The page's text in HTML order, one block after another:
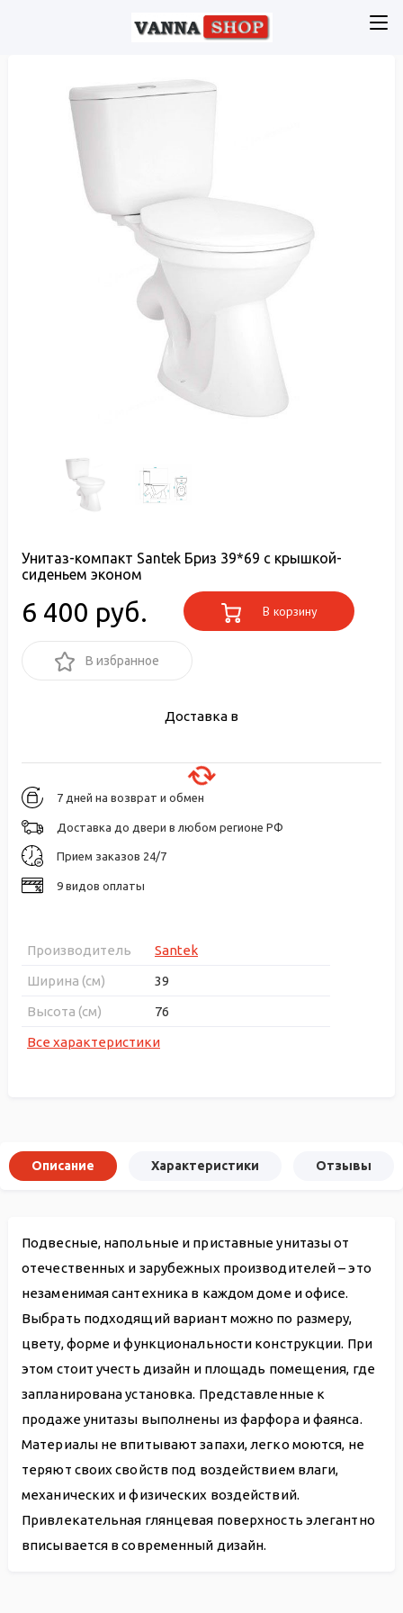
Унитаз-компакт Santek Бриз 39*69 с крышкой-
сиденьем эконом
6 400 руб. В корзину
В избранное
Доставка в
7 дней на возврат и обмен
Доставка до двери в любом регионе РФ
Прием заказов 24/7
9 видов оплаты
Производитель
Santek
Ширина (см)
39
Высота (см)
76
Все характеристики
Описание Характеристики Отзывы
Подвесные, напольные и приставные унитазы от
отечественных и зарубежных производителей – это
незаменимая сантехника в каждом доме и офисе.
Выбрать подходящий вариант можно по размеру,
цвету, форме и функциональности конструкции. При
этом стоит учесть дизайн и площадь помещения, где
запланирована установка. Представленные к
продаже унитазы выполнены из фарфора и фаянса.
Материалы не впитывают запахи, легко моются, не
теряют своих свойств под воздействием влаги,
механических и физических воздействий.
Привлекательная глянцевая поверхность элегантно
вписывается в современный дизайн.